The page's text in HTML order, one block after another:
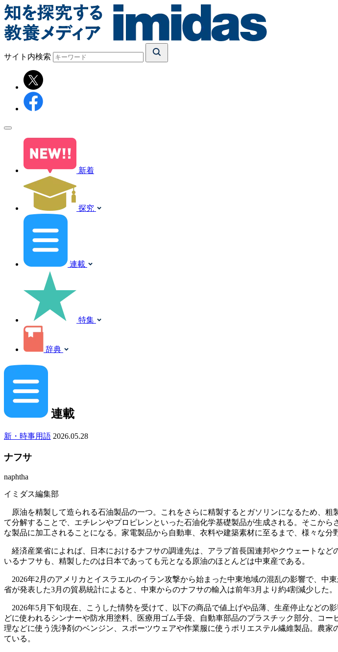
サイト内検索
新着
探究
連載
特集
辞典
連載
新・時事用語 2026.05.28
ナフサ
naphtha
イミダス編集部
原油を精製して造られる石油製品の一つ。これをさらに精製するとガソリンになるため、
て分解することで、エチレンやプロピレンといった石油化学基礎製品が生成される。そこか
な製品に加工されることになる。家電製品から自動車、衣料や建築素材に至るまで、様々な分
経済産業省によれば、日本におけるナフサの調達先は、アラブ首長国連邦やクウェートな
いるナフサも、精製したのは日本であっても元となる原油のほとんどは中東産である。
2026年2月のアメリカとイスラエルのイラン攻撃から始まった中東地域の混乱の影響で、中
省が発表した3月の貿易統計によると、中東からのナフサの輸入は前年3月より約4割減少した。
2026年5月下旬現在、こうした情勢を受けて、以下の商品で値上げや品薄、生産停止などの
どに使われるシンナーや防水用塗料、医療用ゴム手袋、自動車部品のプラスチック部分、コ
理などに使う洗浄剤のベンジン、スポーツウェアや作業服に使うポリエステル繊維製品。農
ている。